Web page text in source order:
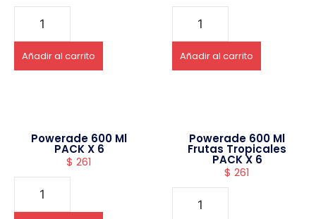
Añadir al carrito Añadir al carrito
Powerade 600 Ml
PACK X 6
$ 261
Powerade 600 Ml
Frutas Tropicales
PACK X 6
$ 261